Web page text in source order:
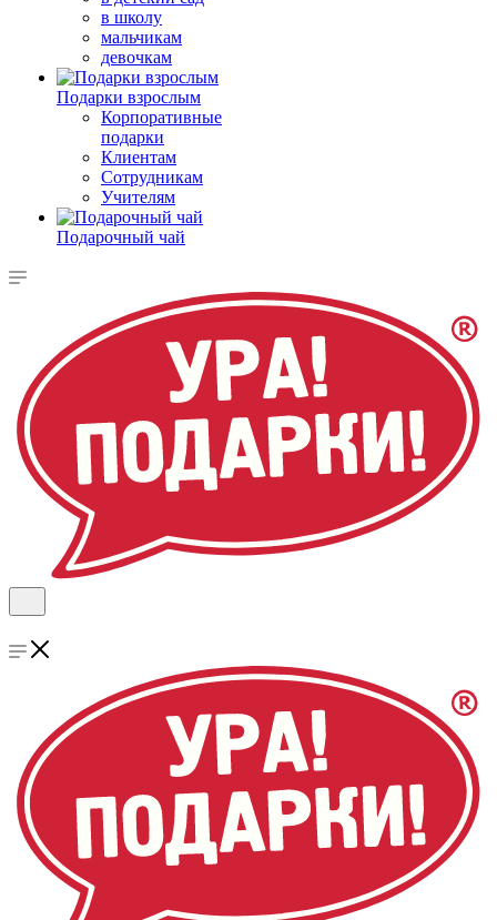
в школу
мальчикам
девочкам
Подарки взрослым
Корпоративные
подарки
Клиентам
Сотрудникам
Учителям
Подарочный чай